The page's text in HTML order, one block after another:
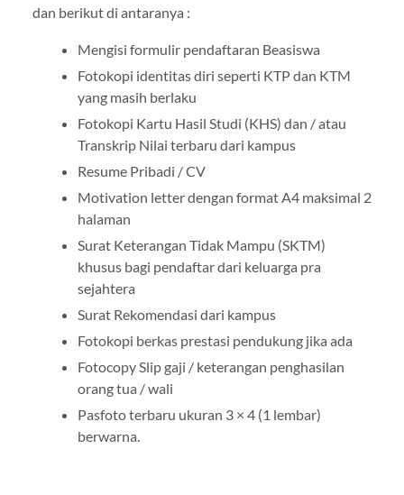
dan berikut di antaranya :
Mengisi formulir pendaftaran Beasiswa
Fotokopi identitas diri seperti KTP dan KTM
yang masih berlaku
Fotokopi Kartu Hasil Studi (KHS) dan / atau
Transkrip Nilai terbaru dari kampus
Resume Pribadi / CV
Motivation letter dengan format A4 maksimal 2
halaman
Surat Keterangan Tidak Mampu (SKTM)
khusus bagi pendaftar dari keluarga pra
sejahtera
Surat Rekomendasi dari kampus
Fotokopi berkas prestasi pendukung jika ada
Fotocopy Slip gaji / keterangan penghasilan
orang tua / wali
Pasfoto terbaru ukuran 3 × 4 (1 lembar)
berwarna.